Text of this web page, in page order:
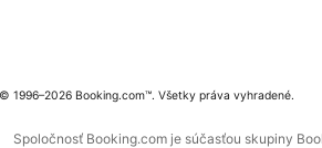
1996–2026 Booking.com™. Všetky práva vyhradené.
Spoločnosť Booking.com je súčasťou skupiny